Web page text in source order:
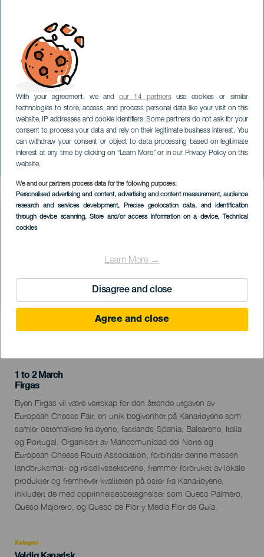
With your agreement, we andour 14 partnersuse cookies or similar
technologies to store, access, and process personal data like your visit on this
website, IP addresses and cookie identifiers. Some partners do not ask for your
consent to process your data and rely on their legitimate business interest. You
can withdraw your consent or object to data processing based on legitimate
interest at any time by clicking on “Learn More” or in our Privacy Policy on this
website.
We and our partners process data for the following purposes:
Personalised advertising and content, advertising and content measurement, audience
research and services development, Precise geolocation data, and identification
through device scanning, Store and/or access information on a device, Technical
cookies
Learn More →
Disagree and close
Agree and close
Europeisk ostemesse
GRAN CANARIA
Imagen
Listado
1 to 2 March
Localidad
Firgas
Descripción
del
evento
Byen Firgas vil være vertskap for den åttende utgaven av
European Cheese Fair, en unik begivenhet på Kanariøyene som
samler ostemakere fra øyene, fastlands-Spania, Balearene, Italia
og Portugal. Organisert av Mancomunidad del Norte og
European Cheese Route Association, forbinder denne messen
landbruksmat- og reiselivssektorene, fremmer forbruket av lokale
produkter og fremhever kvaliteten på oster fra Kanariøyene,
inkludert de med opprinnelsesbetegnelser som Queso Palmero,
Queso Majorero, og Queso de Flor y Media Flor de Guía.
Kategori
Categoría